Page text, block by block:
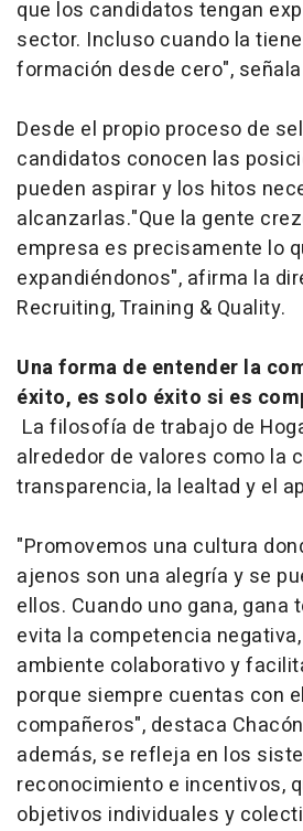
que los candidatos tengan
sector. Incluso cuando la
formación desde cero",
Desde el propio proceso de
candidatos conocen las
pueden aspirar y los hitos
alcanzarlas."Que la gente
empresa es precisamente lo
expandiéndonos", afirma la
Recruiting, Training & Quality.
Una forma de entender la
éxito, es solo éxito si es
La filosofía de trabajo de
alrededor de valores como la
transparencia, la lealtad y el
"Promovemos una cultura
ajenos son una alegría y se
ellos. Cuando uno gana, gana
evita la competencia
ambiente colaborativo y
porque siempre cuentas con
compañeros", destaca
además, se refleja en los
reconocimiento e incentivos,
objetivos individuales y